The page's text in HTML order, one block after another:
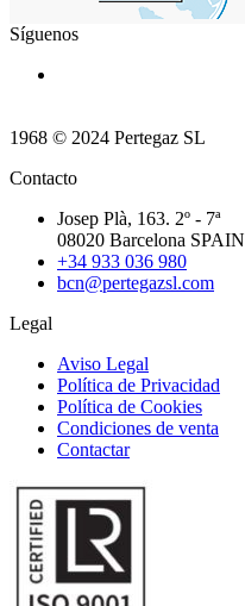
Síguenos
1968 © 2024 Pertegaz SL
Contacto
Josep Plà, 163. 2º - 7ª
08020 Barcelona SPAIN
+34 933 036 980
bcn@pertegazsl.com
Legal
Aviso Legal
Política de Privacidad
Política de Cookies
Condiciones de venta
Contactar